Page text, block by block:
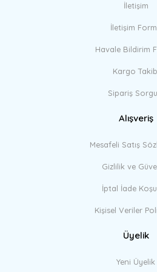
İletişim
İletişim
Havale Bildirim
Kargo
Sipariş
Alışveriş
Mesafeli Satış
Gizlilik ve
İptal İade
Kişisel Veriler
Üyelik
Yeni Üyelik